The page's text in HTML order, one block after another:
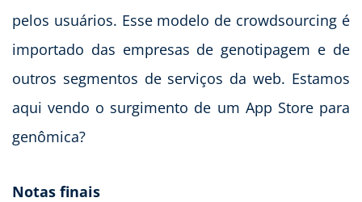
pelos usuários. Esse modelo de crowdsourcing é
importado das empresas de genotipagem e de
outros segmentos de serviços da web. Estamos
aqui vendo o surgimento de um App Store para
genômica?
Notas finais